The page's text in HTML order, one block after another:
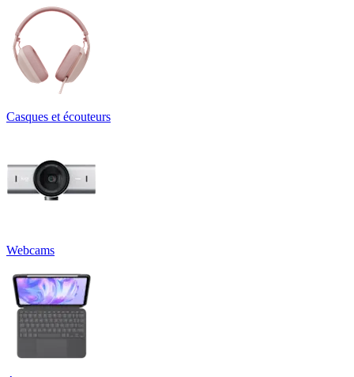
Casques et écouteurs
Webcams